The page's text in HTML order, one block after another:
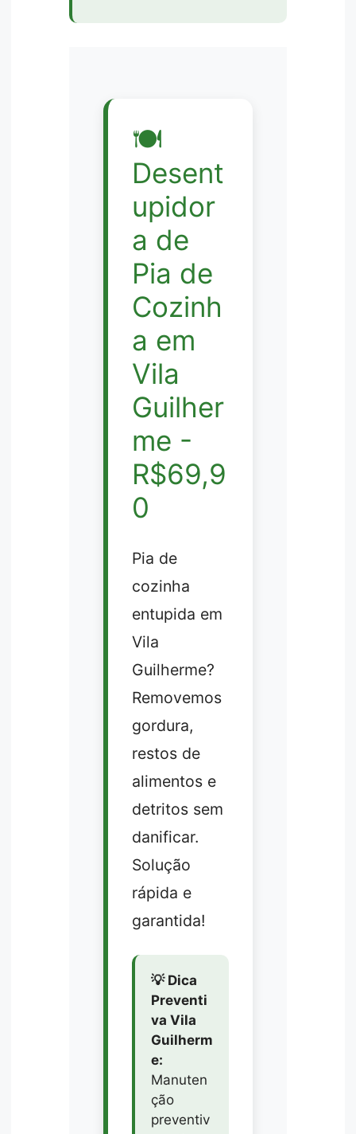
🍽️
Desent
upidor
a de
Pia de
Cozinh
a em
Vila
Guilher
me -
R$69,9
0
Pia de
cozinha
entupida em
Vila
Guilherme?
Removemos
gordura,
restos de
alimentos e
detritos sem
danificar.
Solução
rápida e
garantida!
💡 Dica
Preventi
va Vila
Guilherm
e:
Manuten
ção
preventiv